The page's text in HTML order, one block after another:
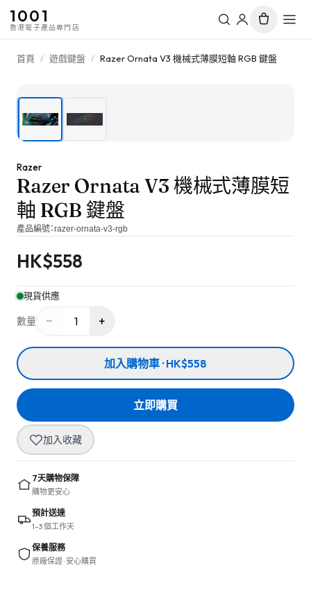
1001
香港電子產品專門店
首頁 / 遊戲鍵盤 / Razer Ornata V3 機械式薄膜短軸 RGB 鍵盤
Razer
Razer Ornata V3 機械式薄膜短
軸 RGB 鍵盤
產品編號：razer-ornata-v3-rgb
HK$558
現貨供應
數量 − 1 +
加入購物車 · HK$558
立即購買
加入收藏
7天購物保障
購物更安心
預計送達
1–3 個工作天
保養服務
原廠保證 · 安心購買